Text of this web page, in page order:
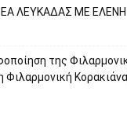
ΛΕΥΚΑΔΑΣ ΜΕ
της
Φιλαρμονική